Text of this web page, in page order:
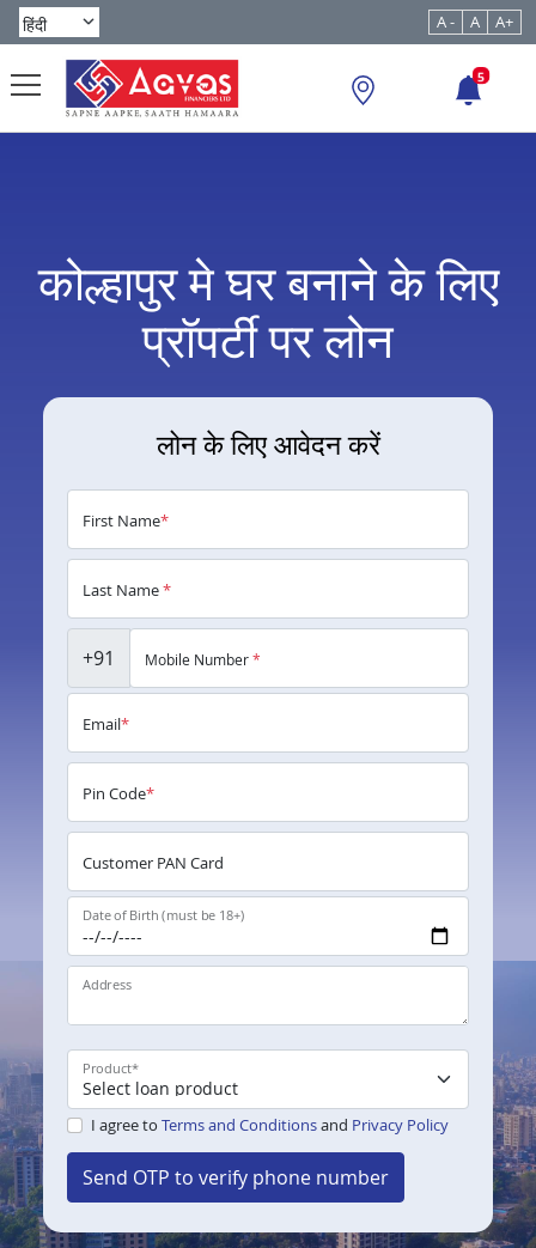
A - A A+
5
कोल्हापुर मे घर बनाने के लिए
प्रॉपर्टी पर लोन
लोन के लिए आवेदन करें
First Name*
Last Name*
+91 Mobile Number*
Email*
Pin Code*
Customer PAN Card
Date of Birth (must be 18+)
Address
Product*
I agree to Terms and Conditionsand Privacy Policy
Send OTP to verify phone number